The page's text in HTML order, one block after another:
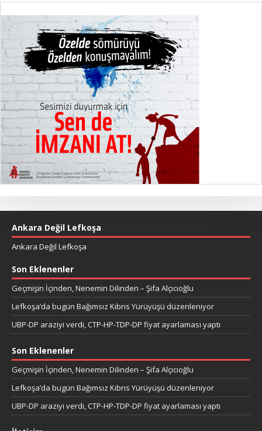
Ankara Değil Lefkoşa
Ankara Değil Lefkoşa
Son Eklenenler
Geçmişin İçinden, Nenemin Dilinden – Şifa Alçıcıoğlu
Lefkoşa’da bugün Bağımsız Kıbrıs Yürüyüşü düzenleniyor
UBP-DP araziyi verdi, CTP-HP-TDP-DP fiyat ayarlaması yaptı
Son Eklenenler
Geçmişin İçinden, Nenemin Dilinden – Şifa Alçıcıoğlu
Lefkoşa’da bugün Bağımsız Kıbrıs Yürüyüşü düzenleniyor
UBP-DP araziyi verdi, CTP-HP-TDP-DP fiyat ayarlaması yaptı